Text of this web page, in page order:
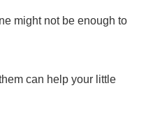
might not be enough to
can help your little